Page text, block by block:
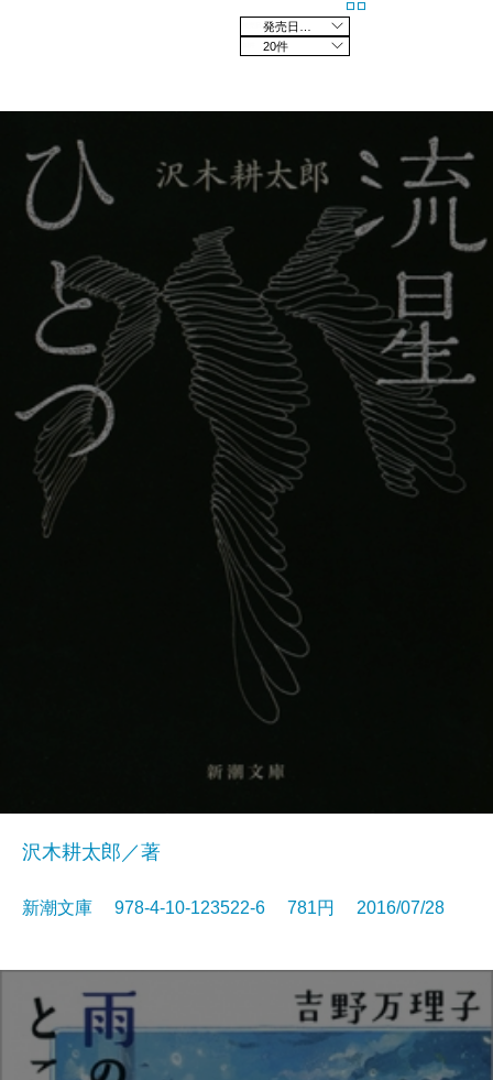
20件
沢木耕太郎／著
新潮文庫 978-4-10-123522-6 781円 2016/07/28